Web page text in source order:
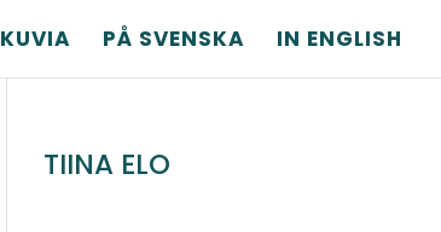
KUVIA PÅ SVENSKA IN ENGLISH
TIINA ELO